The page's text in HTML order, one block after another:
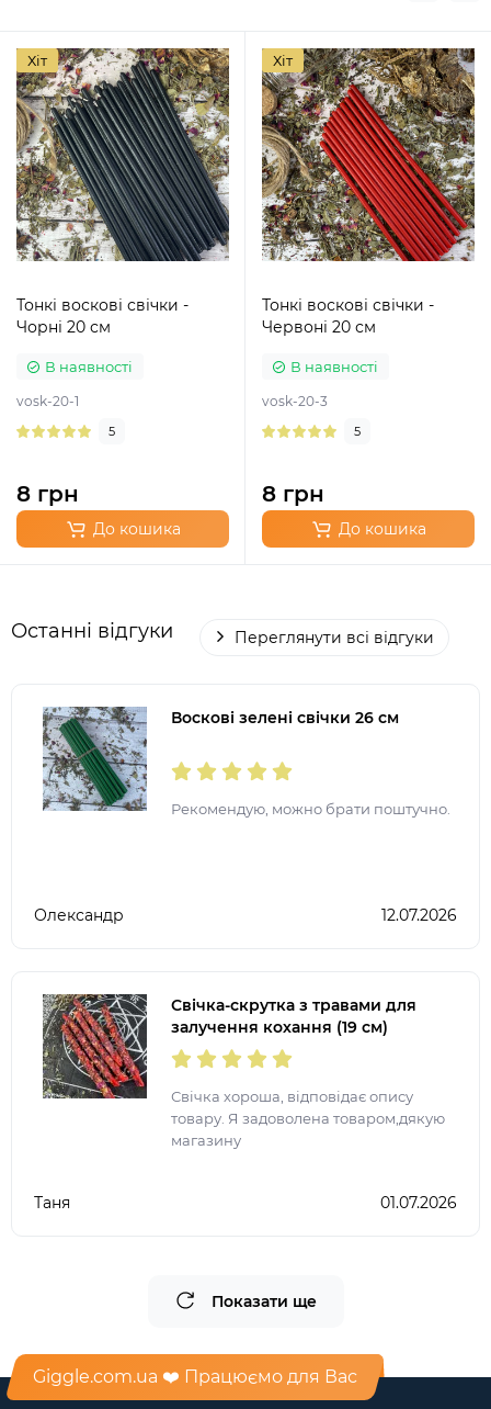
Хіт
Тонкі воскові свічки -
Чорні 20 см
В наявності
vosk-20-1
5
8 грн
До кошика
Хіт
Тонкі воскові свічки -
Червоні 20 см
В наявності
vosk-20-3
5
8 грн
До кошика
Останні відгуки Переглянути всі відгуки
Воскові зелені свічки 26 см
Рекомендую, можно брати поштучно.
Олександр 12.07.2026
Свічка-скрутка з травами для
залучення кохання (19 см)
Свічка хороша, відповідає опису
товару. Я задоволена товаром,дякую
магазину
Таня 01.07.2026
Показати ще
Giggle.com.ua ❤️ Працюємо для Вас